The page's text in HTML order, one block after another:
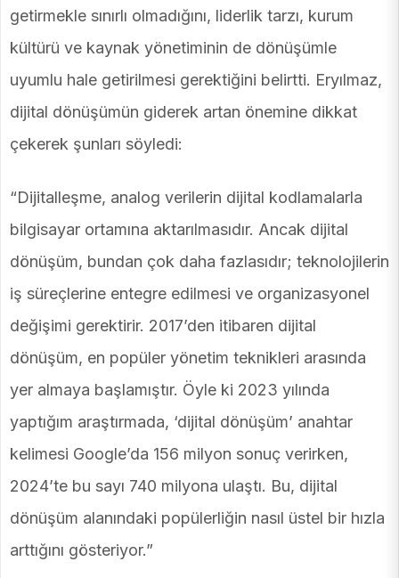
getirmekle sınırlı olmadığını, liderlik tarzı, kurum
kültürü ve kaynak yönetiminin de dönüşümle
uyumlu hale getirilmesi gerektiğini belirtti. Eryılmaz,
dijital dönüşümün giderek artan önemine dikkat
çekerek şunları söyledi:
“Dijitalleşme, analog verilerin dijital kodlamalarla
bilgisayar ortamına aktarılmasıdır. Ancak dijital
dönüşüm, bundan çok daha fazlasıdır; teknolojilerin
iş süreçlerine entegre edilmesi ve organizasyonel
değişimi gerektirir. 2017’den itibaren dijital
dönüşüm, en popüler yönetim teknikleri arasında
yer almaya başlamıştır. Öyle ki 2023 yılında
yaptığım araştırmada, ‘dijital dönüşüm’ anahtar
kelimesi Google’da 156 milyon sonuç verirken,
2024’te bu sayı 740 milyona ulaştı. Bu, dijital
dönüşüm alanındaki popülerliğin nasıl üstel bir hızla
arttığını gösteriyor.”